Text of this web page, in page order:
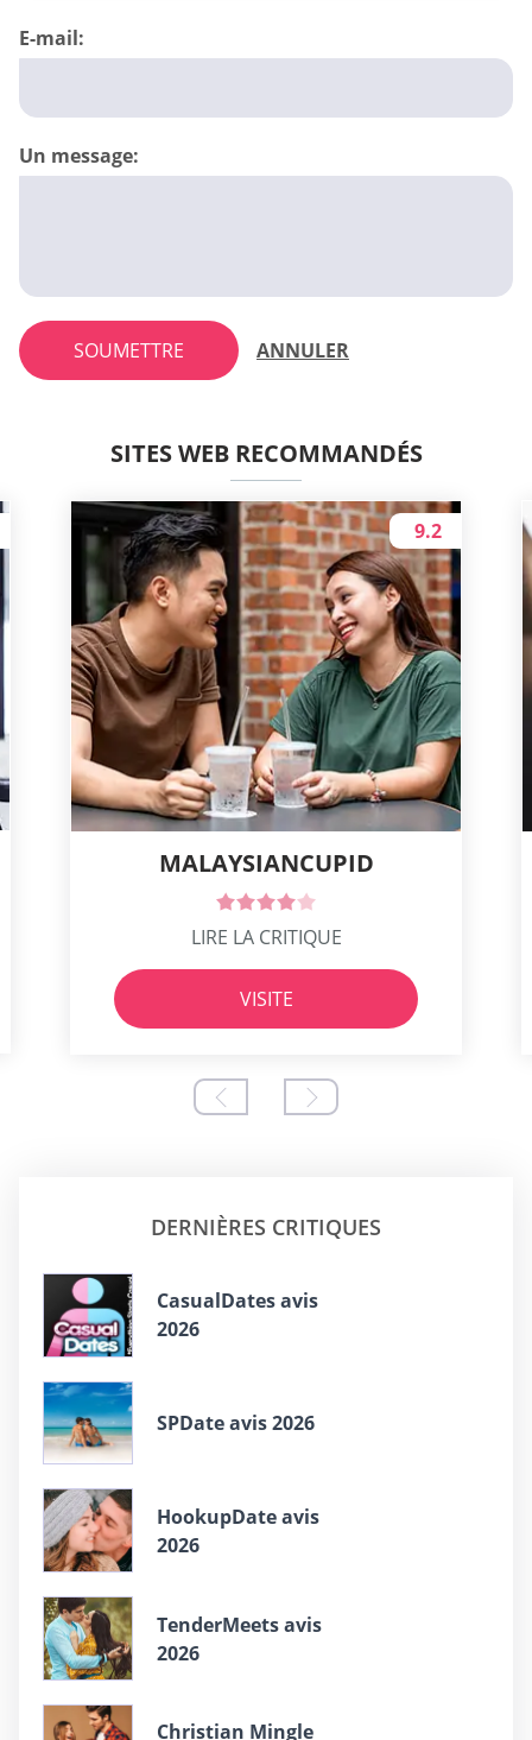
E-mail:
Un message:
SOUMETTRE ANNULER
SITES WEB RECOMMANDÉS
MALAYSIANCUPID
9.2
LIRE LA CRITIQUE
VISITE
DERNIÈRES CRITIQUES
СasualDates avis
2026
SPDate avis 2026
HookupDate avis
2026
TenderMeets avis
2026
Christian Mingle